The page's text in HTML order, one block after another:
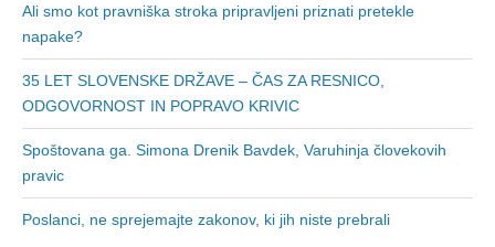
Ali smo kot pravniška stroka pripravljeni priznati pretekle
napake?
35 LET SLOVENSKE DRŽAVE – ČAS ZA RESNICO,
ODGOVORNOST IN POPRAVO KRIVIC
Spoštovana ga. Simona Drenik Bavdek, Varuhinja človekovih
pravic
Poslanci, ne sprejemajte zakonov, ki jih niste prebrali